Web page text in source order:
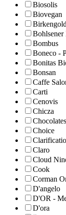
Biosolis
Biovegan
Birkengold
Bohlsener
Bombus
Boneco -
Bonitas
Bonsan
Caffe
Carti
Cenovis
Chicza
Choice
Claro
Cloud
Cook
Corman
D'angelo
D'OR -
D'ora